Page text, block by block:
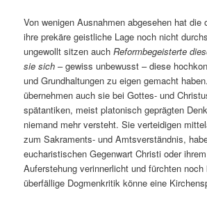
Von wenigen Ausnahmen abgesehen hat die
ihre prekäre geistliche Lage noch nicht
ungewollt sitzen auchReformbegeisterte
sie sich– gewiss unbewusst – diese
und Grundhaltungen zu eigen gemacht
übernehmen auch sie bei Gottes- und
spätantiken, meist platonisch geprägten
niemand mehr versteht. Sie verteidigen
zum Sakraments- und Amtsverständnis,
eucharistischen Gegenwart Christi oder
Auferstehung verinnerlicht und fürchten noch
überfällige Dogmenkritik könne eine